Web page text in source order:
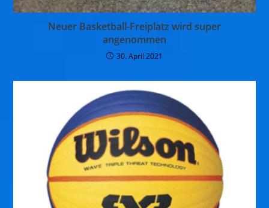
Neuer Basketball-Freiplatz wird super
angenommen
30. April 2021